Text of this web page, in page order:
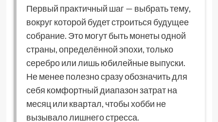
Первый практичный шаг — выбрать тему,
вокруг которой будет строиться будущее
собрание. Это могут быть монеты одной
страны, определённой эпохи, только
серебро или лишь юбилейные выпуски.
Не менее полезно сразу обозначить для
себя комфортный диапазон затрат на
месяц или квартал, чтобы хобби не
вызывало лишнего стресса.